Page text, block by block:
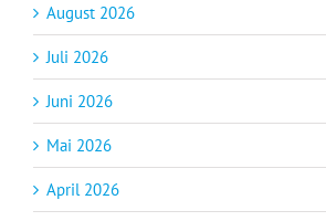
August 2026
Juli 2026
Juni 2026
Mai 2026
April 2026